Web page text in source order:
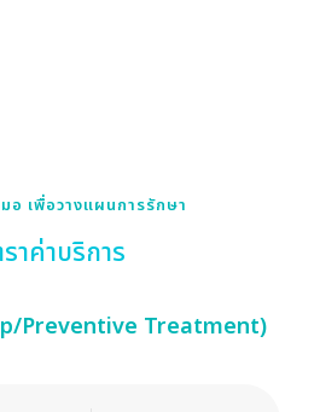
เพื่อวางแผนการรักษา
าค่าบริการ
Preventive Treatment)